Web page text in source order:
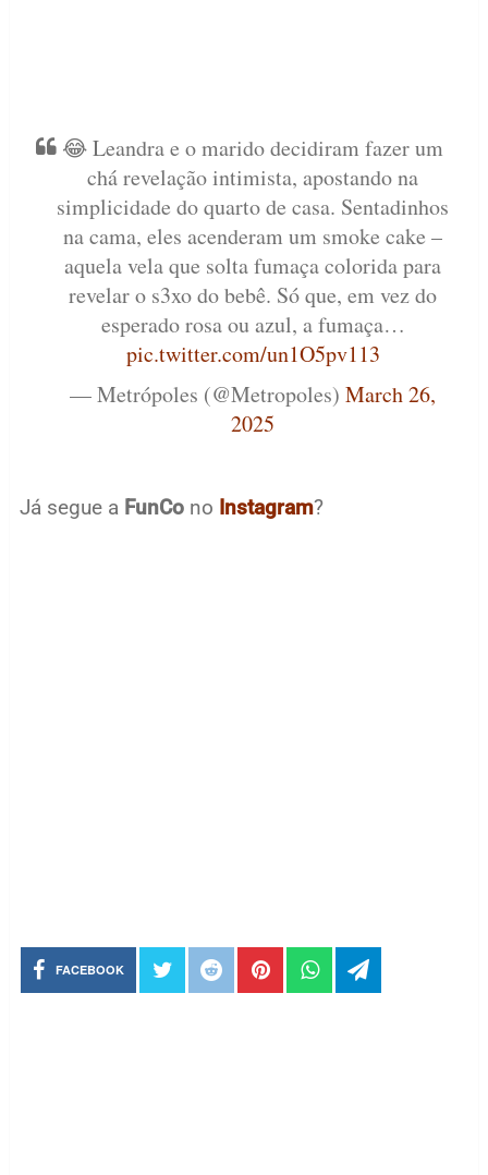
😂 Leandra e o marido decidiram fazer um
chá revelação intimista, apostando na
simplicidade do quarto de casa. Sentadinhos
na cama, eles acenderam um smoke cake –
aquela vela que solta fumaça colorida para
revelar o s3xo do bebê. Só que, em vez do
esperado rosa ou azul, a fumaça…
pic.twitter.com/un1O5pv113
— Metrópoles (@Metropoles)March 26,
2025
Já segue a FunCono Instagram?
FACEBOOK